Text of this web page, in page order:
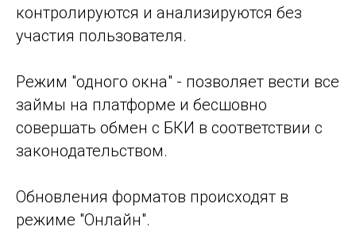
контролируются и анализируются без
участия пользователя.
Режим "одного окна" - позволяет вести все
займы на платформе и бесшовно
совершать обмен с БКИ в соответствии с
законодательством.
Обновления форматов происходят в
режиме "Онлайн".